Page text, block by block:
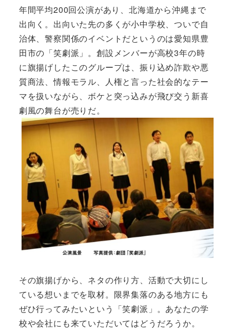
年間平均200回公演があり、北海道から沖縄まで
出向く。出向いた先の多くが小中学校、ついで自
治体、警察関係のイベントだというのは愛知県豊
田市の「笑劇派」。創設メンバーが高校3年の時
に旗揚げしたこのグループは、振り込め詐欺や悪
質商法、情報モラル、人権と言った社会的なテー
マを扱いながら、ボケと突っ込みが飛び交う新喜
劇風の舞台が売りだ。
その旗揚げから、ネタの作り方、活動で大切にし
ている想いまでを取材。限界集落のある地方にも
ぜひ行ってみたいという「笑劇派」。あなたの学
校や会社にも来ていただいてはどうだろうか。